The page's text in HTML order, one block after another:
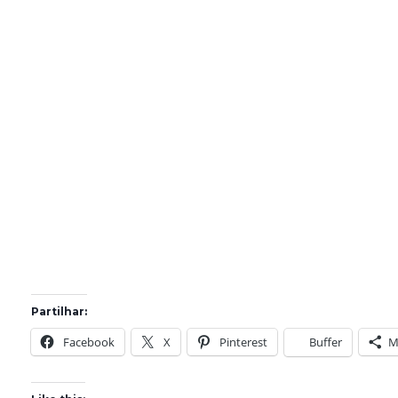
Partilhar:
Facebook X Pinterest Buffer